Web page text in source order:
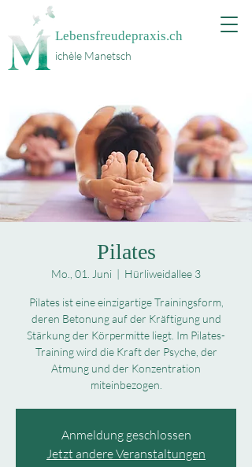
Lebensfreudepraxis.ch
ichèle Manetsch
Pilates
Mo., 01. Juni
  |
Hürliweidallee 3
Pilates ist eine einzigartige Trainingsform,
deren Betonung auf der Kräftigung und
Stärkung der Körpermitte liegt. Im Pilates-
Training wird die Kraft der Psyche, der
Atmung und der Konzentration
miteinbezogen.
Anmeldung geschlossen
Jetzt andere Veranstaltungen